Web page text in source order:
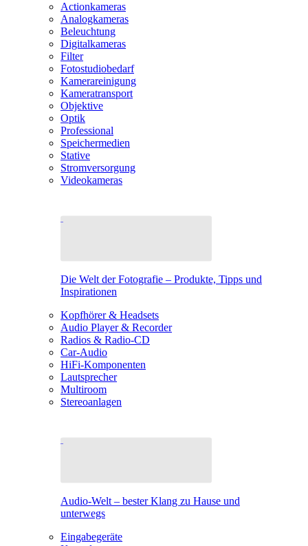
Actionkameras
Analogkameras
Beleuchtung
Digitalkameras
Filter
Fotostudiobedarf
Kamerareinigung
Kameratransport
Objektive
Optik
Professional
Speichermedien
Stative
Stromversorgung
Videokameras
Die Welt der Fotografie – Produkte, Tipps und
Inspirationen
Kopfhörer & Headsets
Audio Player & Recorder
Radios & Radio-CD
Car-Audio
HiFi-Komponenten
Lautsprecher
Multiroom
Stereoanlagen
Audio-Welt – bester Klang zu Hause und
unterwegs
Eingabegeräte